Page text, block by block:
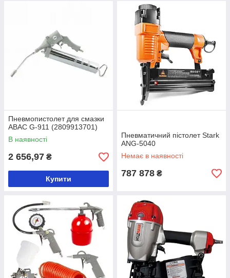
Пневмопистолет для смазки
ABAC G-911 (2809913701)
В наявності
2 656,97 ₴
Купити
Пневматичний пістолет Stark
ANG-5040
Немає в наявності
787 878 ₴